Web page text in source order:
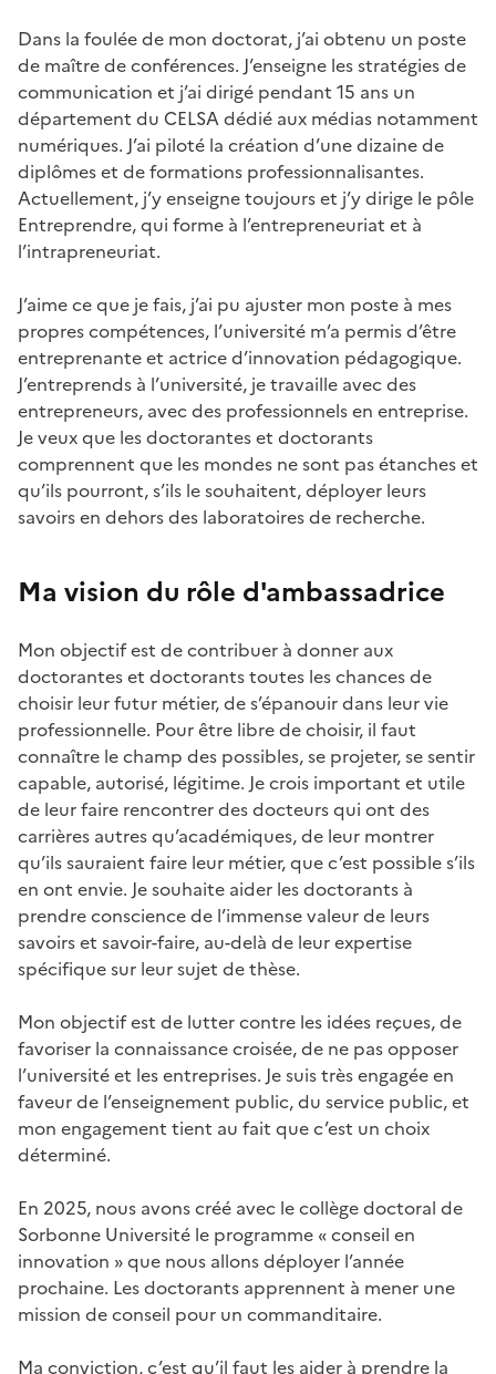
Dans la foulée de mon doctorat, j’ai obtenu un poste
de maître de conférences. J’enseigne les stratégies de
communication et j’ai dirigé pendant 15 ans un
département du CELSA dédié aux médias notamment
numériques. J’ai piloté la création d’une dizaine de
diplômes et de formations professionnalisantes.
Actuellement, j’y enseigne toujours et j’y dirige le pôle
Entreprendre, qui forme à l’entrepreneuriat et à
l’intrapreneuriat.
J’aime ce que je fais, j’ai pu ajuster mon poste à mes
propres compétences, l’université m’a permis d’être
entreprenante et actrice d’innovation pédagogique.
J’entreprends à l’université, je travaille avec des
entrepreneurs, avec des professionnels en entreprise.
Je veux que les doctorantes et doctorants
comprennent que les mondes ne sont pas étanches et
qu’ils pourront, s’ils le souhaitent, déployer leurs
savoirs en dehors des laboratoires de recherche.
Ma vision du rôle d'ambassadrice
Mon objectif est de contribuer à donner aux
doctorantes et doctorants toutes les chances de
choisir leur futur métier, de s’épanouir dans leur vie
professionnelle. Pour être libre de choisir, il faut
connaître le champ des possibles, se projeter, se sentir
capable, autorisé, légitime. Je crois important et utile
de leur faire rencontrer des docteurs qui ont des
carrières autres qu’académiques, de leur montrer
qu’ils sauraient faire leur métier, que c’est possible s’ils
en ont envie. Je souhaite aider les doctorants à
prendre conscience de l’immense valeur de leurs
savoirs et savoir-faire, au-delà de leur expertise
spécifique sur leur sujet de thèse.
Mon objectif est de lutter contre les idées reçues, de
favoriser la connaissance croisée, de ne pas opposer
l’université et les entreprises. Je suis très engagée en
faveur de l’enseignement public, du service public, et
mon engagement tient au fait que c’est un choix
déterminé.
En 2025, nous avons créé avec le collège doctoral de
Sorbonne Université le programme « conseil en
innovation » que nous allons déployer l’année
prochaine. Les doctorants apprennent à mener une
mission de conseil pour un commanditaire.
Ma conviction, c’est qu’il faut les aider à prendre la